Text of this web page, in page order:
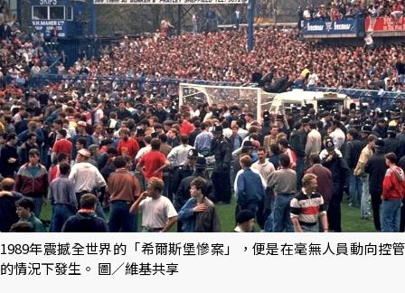
1989年震撼全世界的「希爾斯堡慘案」，便是在毫無人員動向控管
的情況下發生。 圖／維基共享